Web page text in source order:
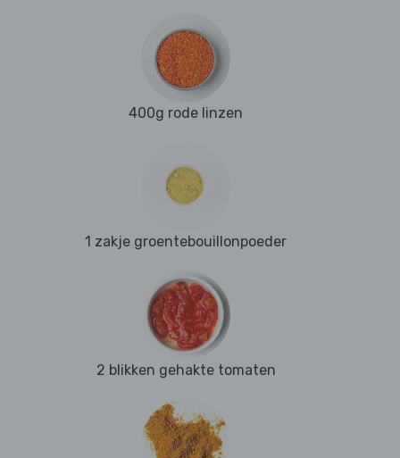
400g rode linzen
1 zakje groentebouillonpoeder
2 blikken gehakte tomaten